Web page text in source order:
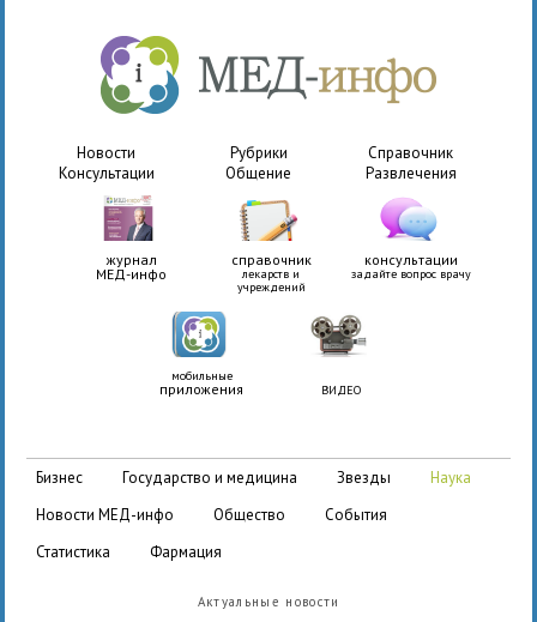
Новости Рубрики
Справочник
Консультации
Общение Развлечения
журнал
МЕД-инфо
справочник
лекарств и
учреждений
консультации
задайте вопрос врачу
мобильные
приложения ВИДЕО
бизнес государство и медицина звезды
наука
новости МЕД-инфо
общество
события
статистика
фармация
Актуальные новости